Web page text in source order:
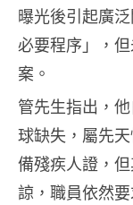
曝光後引起廣
必要程序」，
案。
管先生指出，
球缺失，屬先
備殘疾人證，
諒，職員依然